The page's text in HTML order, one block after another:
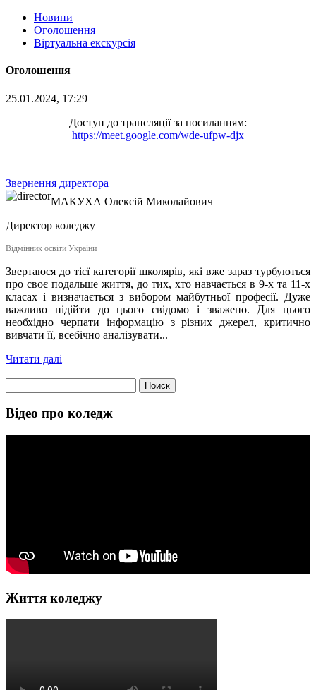
Новини
Оголошення
Віртуальна екскурсія
Оголошення
25.01.2024, 17:29
Доступ до трансляції за посиланням:
https://meet.google.com/wde-ufpw-djx
Звернення директора
МАКУХА Олексій Миколайович
Директор коледжу
Відмінник освіти України
Звертаюся до тієї категорії школярів, які вже зараз турбуються
про своє подальше життя, до тих, хто навчається в 9-х та 11-х
класах і визначається з вибором майбутньої професії. Дуже
важливо підійти до цього свідомо і зважено. Для цього
необхідно черпати інформацію з різних джерел, критично
вивчати її, всебічно аналізувати...
Читати далі
Відео про коледж
Життя коледжу